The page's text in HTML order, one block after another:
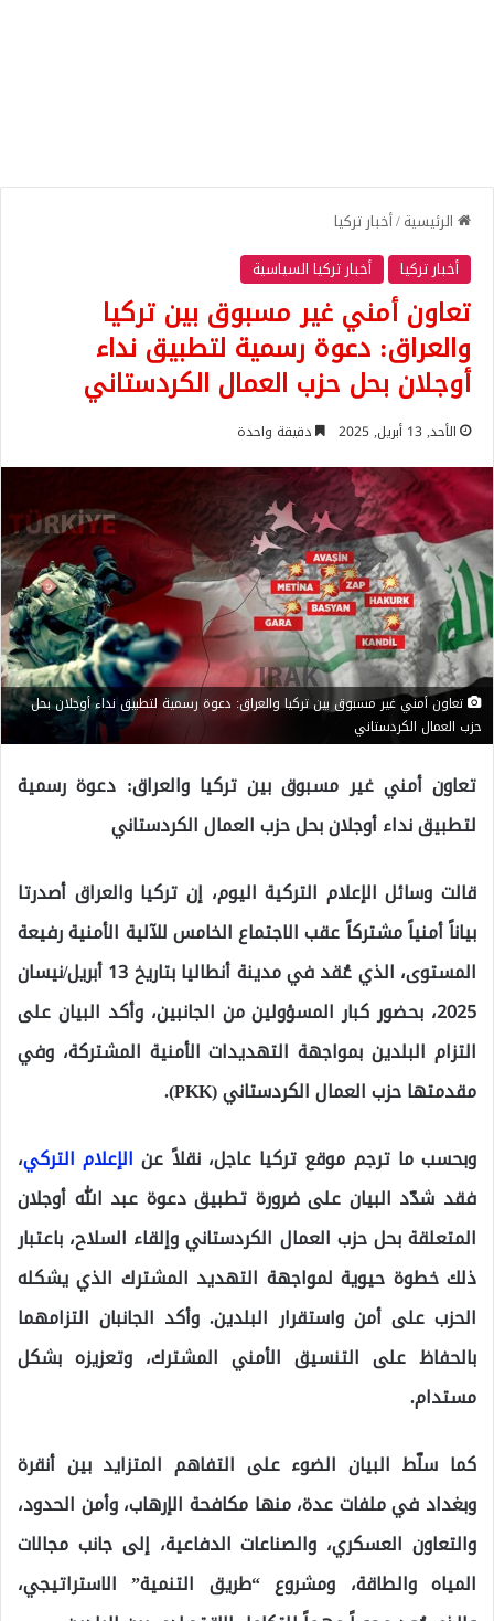
الرئيسية/أخبار تركيا
أخبار تركيا
أخبار تركيا السياسية
تعاون أمني غير مسبوق بين تركيا
والعراق: دعوة رسمية لتطبيق نداء
أوجلان بحل حزب العمال الكردستاني
الأحد, 13 أبريل, 2025 دقيقة واحدة
تعاون أمني غير مسبوق بين تركيا والعراق: دعوة رسمية لتطبيق نداء أوجلان بحل
حزب العمال الكردستاني
تعاون أمني غير مسبوق بين تركيا والعراق: دعوة رسمية
لتطبيق نداء أوجلان بحل حزب العمال الكردستاني
قالت وسائل الإعلام التركية اليوم، إن تركيا والعراق أصدرتا
بياناً أمنياً مشتركاً عقب الاجتماع الخامس للآلية الأمنية رفيعة
المستوى، الذي عُقد في مدينة أنطاليا بتاريخ 13 أبريل/نيسان
2025، بحضور كبار المسؤولين من الجانبين، وأكد البيان على
التزام البلدين بمواجهة التهديدات الأمنية المشتركة، وفي
مقدمتها حزب العمال الكردستاني (PKK).
وبحسب ما ترجم موقع تركيا عاجل، نقلاً عن الإعلام التركي،
فقد شدّد البيان على ضرورة تطبيق دعوة عبد الله أوجلان
المتعلقة بحل حزب العمال الكردستاني وإلقاء السلاح، باعتبار
ذلك خطوة حيوية لمواجهة التهديد المشترك الذي يشكله
الحزب على أمن واستقرار البلدين. وأكد الجانبان التزامهما
بالحفاظ على التنسيق الأمني المشترك، وتعزيزه بشكل
مستدام.
كما سلّط البيان الضوء على التفاهم المتزايد بين أنقرة
وبغداد في ملفات عدة، منها مكافحة الإرهاب، وأمن الحدود،
والتعاون العسكري، والصناعات الدفاعية، إلى جانب مجالات
المياه والطاقة، ومشروع “طريق التنمية” الاستراتيجي،